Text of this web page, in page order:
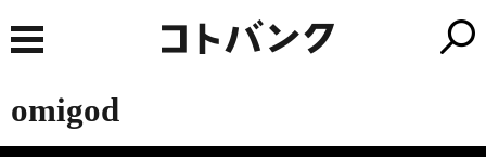
omigod